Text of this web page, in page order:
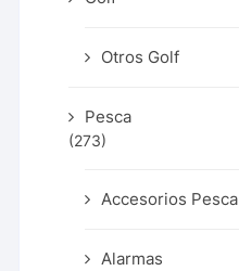
Otros Golf
Pesca
(273)
Accesorios Pesca
Alarmas